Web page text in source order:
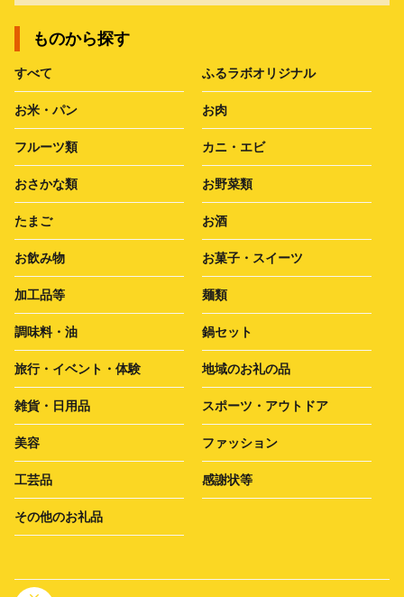
ものから探す
すべて ふるラボオリジナル
お米・パン お肉
フルーツ類 カニ・エビ
おさかな類 お野菜類
たまご お酒
お飲み物 お菓子・スイーツ
加工品等 麺類
調味料・油 鍋セット
旅行・イベント・体験 地域のお礼の品
雑貨・日用品 スポーツ・アウトドア
美容 ファッション
工芸品 感謝状等
その他のお礼品